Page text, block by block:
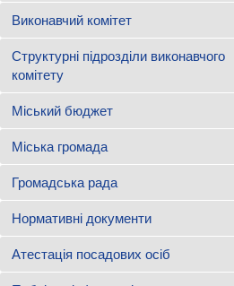
Виконавчий комітет
Структурні підрозділи виконавчого
комітету
Міський бюджет
Міська громада
Громадська рада
Нормативні документи
Атестація посадових осіб